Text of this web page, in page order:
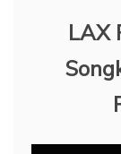
LAX